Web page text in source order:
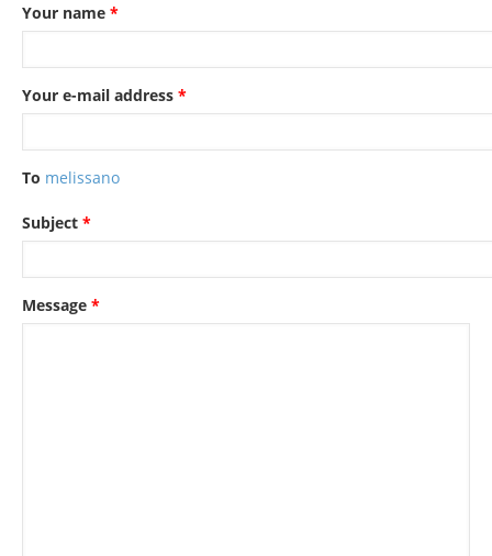
Your name *
Your e-mail address *
To melissano
Subject *
Message *